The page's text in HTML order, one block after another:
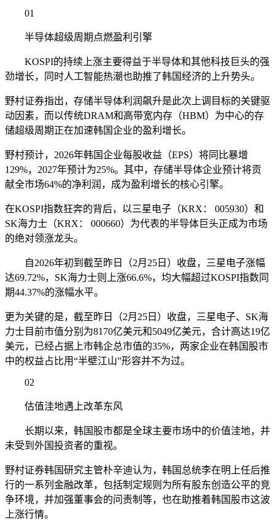
01
半导体超级周期点燃盈利引擎
KOSPI的持续上涨主要得益于半导体和其他科技巨头的强
劲增长，同时人工智能热潮也助推了韩国经济的上升势头。
野村证券指出，存储半导体利润飙升是此次上调目标的关键驱
动因素，而以传统DRAM和高带宽内存（HBM）为中心的存
储超级周期正在加速韩国企业的盈利增长。
野村预计，2026年韩国企业每股收益（EPS）将同比暴增
129%，2027年预计为25%。其中，存储半导体企业预计将贡
献全市场64%的净利润，成为盈利增长的核心引擎。
在KOSPI指数狂奔的背后，以三星电子（KRX： 005930）和
SK海力士（KRX： 000660）为代表的半导体巨头正成为市场
的绝对领涨龙头。
自2026年初到截至昨日（2月25日）收盘，三星电子涨幅
达69.72%，SK海力士则上涨66.6%，均大幅超过KOSPI指数同
期44.37%的涨幅水平。
更为关键的是，截至昨日（2月25日）收盘，三星电子、SK海
力士目前市值分别为8170亿美元和5049亿美元，合计高达19亿
美元，已经占据上市韩企总市值的35%，两家企业在韩国股市
中的权益占比用“半壁江山”形容并不为过。
02
估值洼地遇上改革东风
长期以来，韩国股市都是全球主要市场中的价值洼地，并
未受到外国投资者的重视。
野村证券韩国研究主管朴辛迪认为，韩国总统李在明上任后推
行的一系列金融改革，包括制定规则为所有股东创造公平的竞
争环境，并加强董事会的问责制等，也在助推着韩国股市这波
上涨行情。